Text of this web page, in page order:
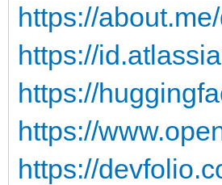
https://
https://
https://
https://
https://